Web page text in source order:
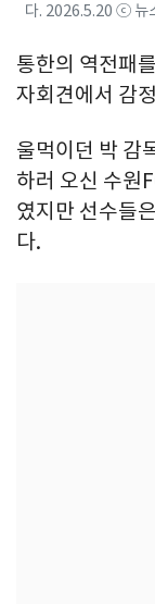
다. 2026.5.20 ⓒ 뉴
통한의 역전패
자회견에서 감
울먹이던 박 감
하러 오신 수원
였지만 선수들
다.